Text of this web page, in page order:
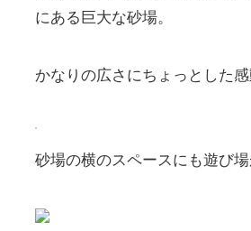
にある巨大な砂場。
かなりの広さにちょっとした感
砂場の横のスペースにも遊び場